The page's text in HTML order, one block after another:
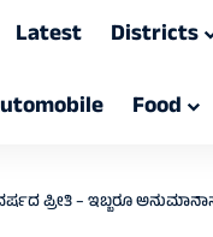
Latest Districts
Food
ಪ್ರೀತಿ – ಇಬ್ಬರೂ